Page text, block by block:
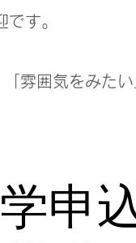
す。
雰囲気をみた
申